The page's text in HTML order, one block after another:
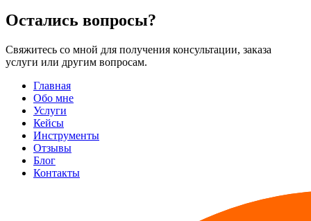
Остались вопросы?
Свяжитесь со мной для получения консультации, заказа
услуги или другим вопросам.
Главная
Обо мне
Услуги
Кейсы
Инструменты
Отзывы
Блог
Контакты